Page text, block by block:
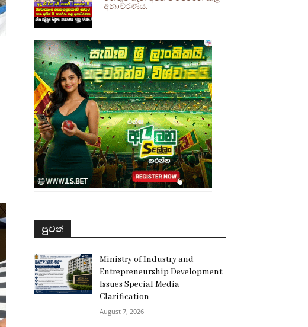
අනාවරණය.
පුවත්
Ministry of Industry and
Entrepreneurship Development
Issues Special Media
Clarification
August 7, 2026